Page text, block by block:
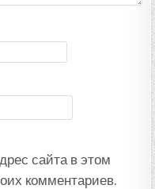
сайта в этом
комментариев.